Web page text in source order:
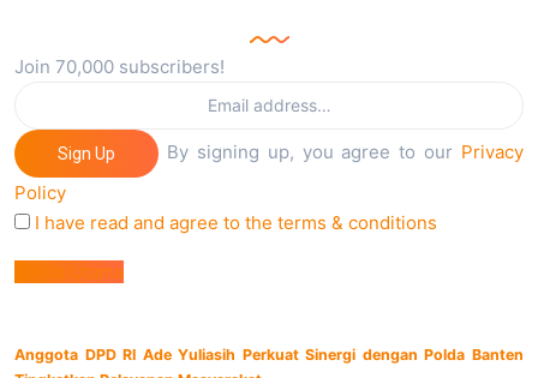
Join 70,000 subscribers!
Sign Up By signing up, you agree to our Privacy
Policy
I have read and agree to the terms & conditions
Berita Utama
Anggota DPD RI Ade Yuliasih Perkuat Sinergi dengan Polda Banten